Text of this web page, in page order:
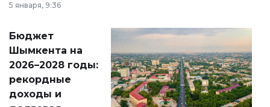
принести
народу
Венесуэлы.
5 января, 9:36
Бюджет
Шымкента на
2026–2028 годы:
рекордные
доходы и